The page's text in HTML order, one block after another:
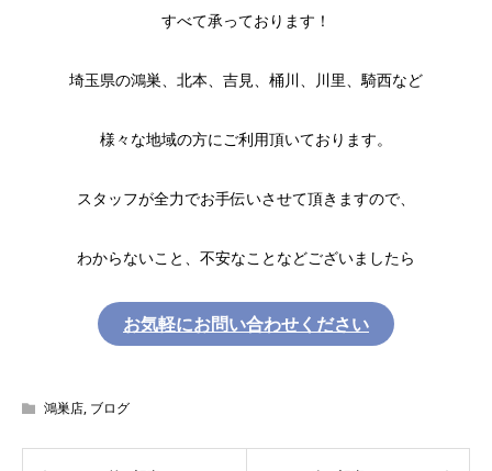
すべて承っております！
埼玉県の鴻巣、北本、吉見、桶川、川里、騎西など
様々な地域の方にご利用頂いております。
スタッフが全力でお手伝いさせて頂きますので、
わからないこと、不安なことなどございましたら
お気軽にお問い合わせください
鴻巣店, ブログ